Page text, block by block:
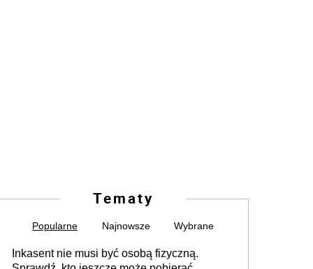
Tematy
Popularne Najnowsze Wybrane
Inkasent nie musi być osobą fizyczną.